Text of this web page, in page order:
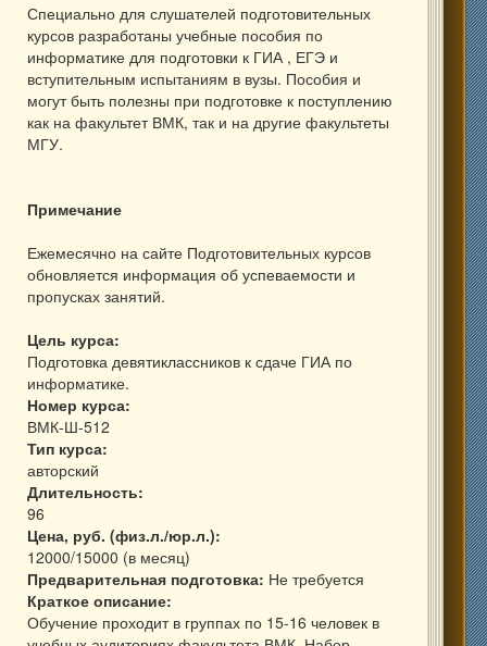
Специально для слушателей подготовительных
курсов разработаны учебные пособия по
информатике для подготовки к ГИА , ЕГЭ и
вступительным испытаниям в вузы. Пособия и
могут быть полезны при подготовке к поступлению
как на факультет ВМК, так и на другие факультеты
МГУ.
Примечание
Ежемесячно на сайте Подготовительных курсов
обновляется информация об успеваемости и
пропусках занятий.
Цель курса:
Подготовка девятиклассников к сдаче ГИА по
информатике.
Номер курса:
ВМК-Ш-512
Тип курса:
авторский
Длительность:
96
Цена, руб. (физ.л./юр.л.):
12000/15000 (в месяц)
Предварительная подготовка: Не требуется
Краткое описание:
Обучение проходит в группах по 15-16 человек в